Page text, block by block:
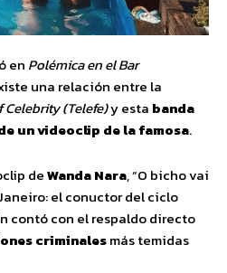
en Polémica en el Bar
una relación entre la
Celebrity (Telefe)y esta banda
un videoclip de la famosa.
deWanda Nara, “O bicho vai
el conuctor del ciclo
contó con el respaldo directo
criminalesmás temidas